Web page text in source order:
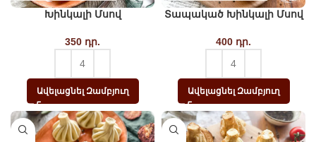
Խինկալի Մսով
350 դր.
Ավելացնել Զամբյուղ
Տապակած Խինկալի Մսով
400 դր.
Ավելացնել Զամբյուղ